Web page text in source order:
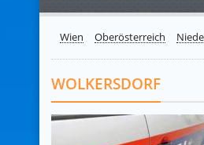
Wien Oberösterreich
WOLKERSDORF